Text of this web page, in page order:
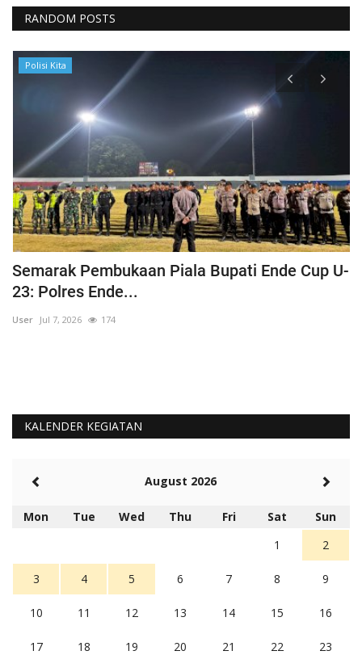
RANDOM POSTS
Polisi Kita
Semarak Pembukaan Piala Bupati Ende Cup U-
23: Polres Ende...
User Jul 7, 2026 174
KALENDER KEGIATAN
August 2026
Mon Tue Wed Thu Fri Sat
Sun
1
2
3 4 5 6 7 8 9
10 11 12 13 14 15 16
17 18 19 20 21 22 23